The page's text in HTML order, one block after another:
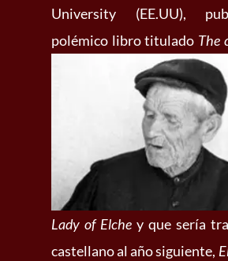
University (EE.UU),
polémicolibro titulado The
Lady of Elchey que sería
castellano al año siguiente,